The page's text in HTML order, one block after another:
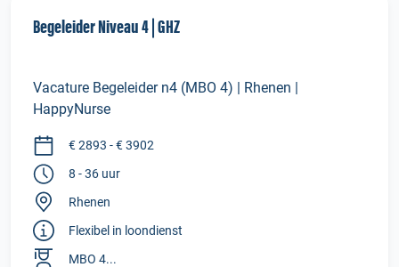
Begeleider Niveau 4 | GHZ
Vacature Begeleider n4 (MBO 4) | Rhenen |
HappyNurse
€ 2893 - € 3902
8 - 36 uur
Rhenen
Flexibel in loondienst
MBO 4...